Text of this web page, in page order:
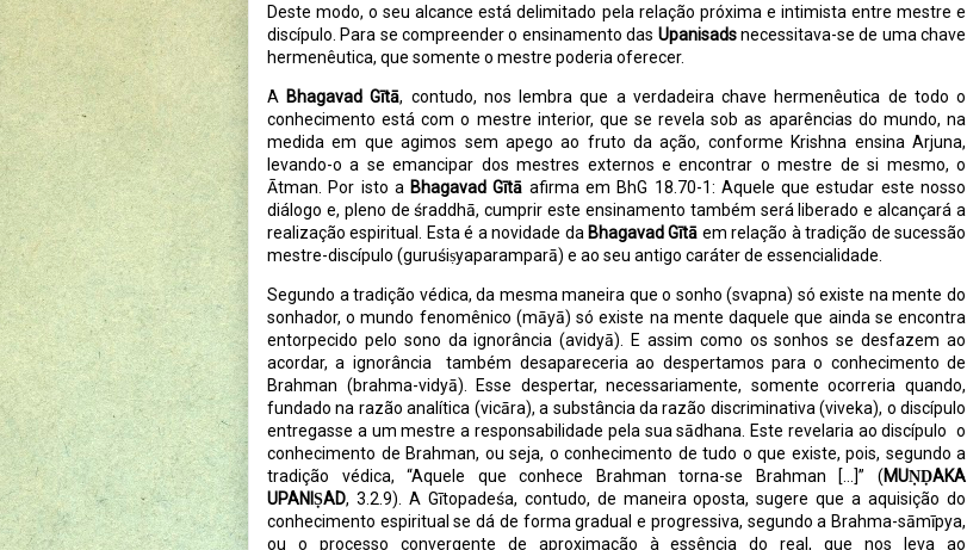
Deste modo, o seu alcance está delimitado pela relação próxima e intimista entre mestre e
discípulo. Para se compreender o ensinamento das Upanisadsnecessitava-se de uma chave
hermenêutica, que somente o mestre poderia oferecer.
A Bhagavad Gītā, contudo, nos lembra que a verdadeira chave hermenêutica de todo o
conhecimento está com o mestre interior, que se revela sob as aparências do mundo, na
medida em que agimos sem apego ao fruto da ação, conforme Krishna ensina Arjuna,
levando-o a se emancipar dos mestres externos e encontrar o mestre de si mesmo, o
Ātman. Por isto a Bhagavad Gītā afirma em BhG 18.70-1: Aquele que estudar este nosso
diálogo e, pleno de śraddhā, cumprir este ensinamento também será liberado e alcançará a
realização espiritual. Esta é a novidade da Bhagavad Gītā em relação à tradição de sucessão
mestre-discípulo (guruśiṣyaparamparā) e ao seu antigo caráter de essencialidade.
Segundo a tradição védica, da mesma maneira que o sonho (svapna) só existe na mente do
sonhador, o mundo fenomênico (māyā) só existe na mente daquele que ainda se encontra
entorpecido pelo sono da ignorância (avidyā). E assim como os sonhos se desfazem ao
acordar, a ignorância também desapareceria ao despertamos para o conhecimento de
Brahman (brahma-vidyā). Esse despertar, necessariamente, somente ocorreria quando,
fundado na razão analítica (vicāra), a substância da razão discriminativa (viveka), o discípulo
entregasse a um mestre a responsabilidade pela sua sādhana. Este revelaria ao discípulo o
conhecimento de Brahman, ou seja, o conhecimento de tudo o que existe, pois, segundo a
tradição védica, “Aquele que conhece Brahman torna-se Brahman [...]” (MUṆḌAKA
UPANIṢAD, 3.2.9). A Gītopadeśa, contudo, de maneira oposta, sugere que a aquisição do
conhecimento espiritual se dá de forma gradual e progressiva, segundo a Brahma-sāmīpya,
ou o processo convergente de aproximação à essência do real, que nos leva ao